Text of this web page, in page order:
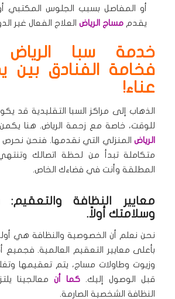
أو المفاصل بسبب الجلوس المكتبي أو
يقدم مساج الرياضالعلاج الفعال غير
خدمة سبا الرياض
فخامة الفنادق بين
عناء!
الذهاب إلى مراكز السبا التقليدية قد
للوقت، خاصة مع زحمة الرياض. هنا
الرياضالمنزلي التي نقدمها. فنحن
متكاملة تبدأ من لحظة اتصالك
المطلقة وأنت في فضاءك الخاص.
معايير النظافة
وسلامتك أولاً.
نحن نعلم أن الخصوصية والنظافة هي
بأعلى معايير التعقيم العالمية. فجميع
وزيوت وطاولات مساج، يتم تعقيمها
قبل الوصول إليك. كما أن معالجينا
النظافة الشخصية الصارمة.